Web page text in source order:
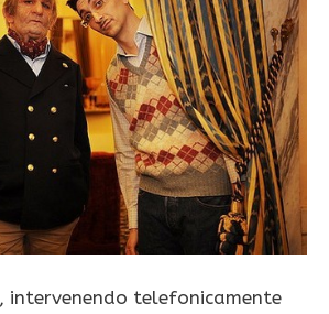
, intervenendo telefonicamente